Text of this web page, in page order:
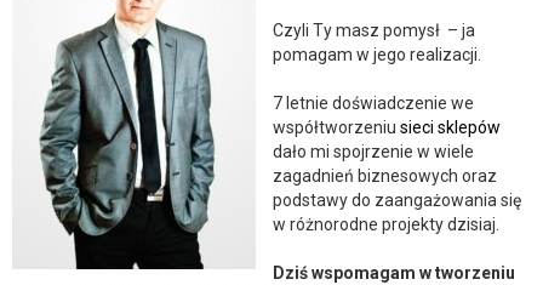
Czyli Ty masz pomysł – ja
pomagam w jego realizacji.
7 letnie doświadczenie we
współtworzeniu sieci sklepów
dało mi spojrzenie w wiele
zagadnień biznesowych oraz
podstawy do zaangażowania się
w różnorodne projekty dzisiaj.
Dziś wspomagam w tworzeniu